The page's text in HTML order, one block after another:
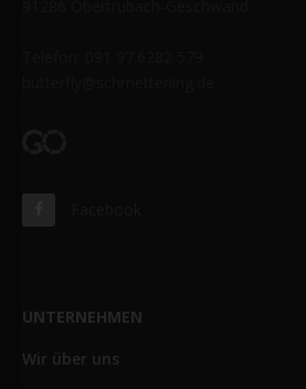
UNTERNEHMEN
Wir über uns